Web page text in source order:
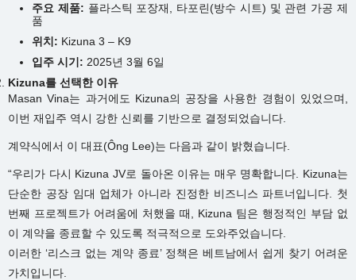
주요 제품: 플라스틱 포장재, 타포린(방수 시트) 및 관련 가공 제
품
위치: Kizuna 3 – K9
입주 시기: 2025년 3월 6일
Kizuna를 선택한 이유
Masan Vina는 과거에도 Kizuna의 공장을 사용한 경험이 있었으며,
이번 재입주 역시 강한 신뢰를 기반으로 결정되었습니다.
계약식에서 이 대표(Ông Lee)는 다음과 같이 밝혔습니다.
“우리가 다시 Kizuna JV로 돌아온 이유는 매우 명확합니다. Kizuna는
단순한 공장 임대 업체가 아니라 진정한 비즈니스 파트너입니다. 첫
번째 프로젝트가 어려움에 처했을 때, Kizuna 팀은 행정적인 부담 없
이 계약을 종료할 수 있도록 적극적으로 도와주었습니다.
이러한 ‘리스크 없는 계약 종료’ 정책은 베트남에서 쉽게 찾기 어려운
가치입니다.